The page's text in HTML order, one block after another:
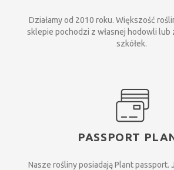
Działamy od 2010 roku. Większość
sklepie pochodzi z własnej hodowli lub
szkółek.
PASSPORT
Nasze rośliny posiadają Plant